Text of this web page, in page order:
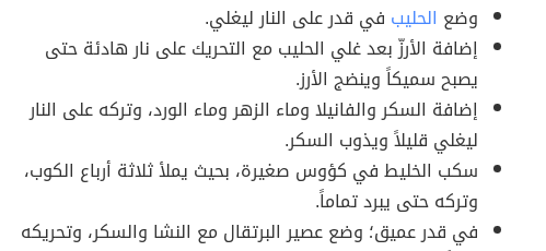
وضع الحليب في قدر على النار ليغلي.
إضافة الأرزّ بعد غلي الحليب مع التحريك على نار هادئة حتى
يصبح سميكاً وينضج الأرز.
إضافة السكر والفانيلا وماء الزهر وماء الورد، وتركه على النار
ليغلي قليلاً ويذوب السكر.
سكب الخليط في كؤوس صغيرة، بحيث يملأ ثلاثة أرباع الكوب،
وتركه حتى يبرد تماماً.
في قدر عميق؛ وضع عصير البرتقال مع النشا والسكر، وتحريكه